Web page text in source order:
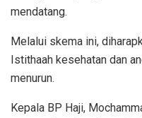
mendatang.
Melalui skema ini,
Istithaah kesehatan dan
menurun.
Kepala BP Haji,